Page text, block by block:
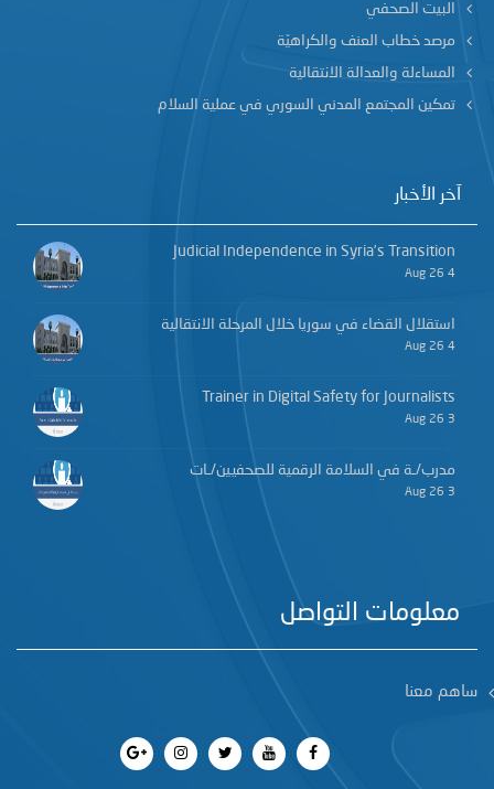
البيت الصحفي
مرصد خطاب العنف والكراهيّة
المساءلة والعدالة الانتقالية
تمكين المجتمع المدني السوري في عملية السلام
آخر الأخبار
Judicial Independence in Syria’s Transition
4 Aug 26
استقلال القضاء في سوريا خلال المرحلة الانتقالية
4 Aug 26
Trainer in Digital Safety for Journalists
3 Aug 26
مدرب/ـة في السلامة الرقمية للصحفيين/ـات
3 Aug 26
معلومات التواصل
ساهم معنا